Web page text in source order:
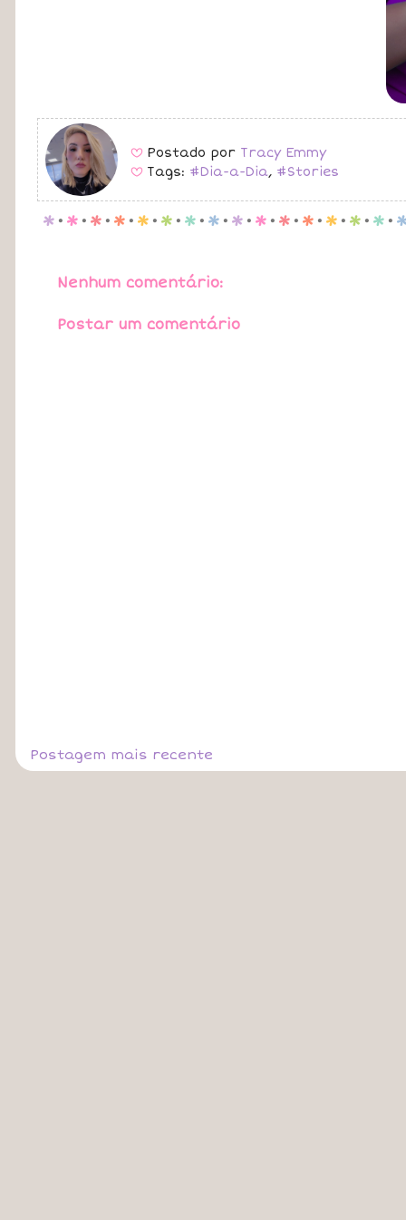
B Postado por Tracy Emmy
B Tags: #Dia-a-Dia, #Stories
p . p . p . p . p . p . p . p . p . p . p . p . p . p . p .
Nenhum comentário:
Postar um comentário
Postagem mais recente